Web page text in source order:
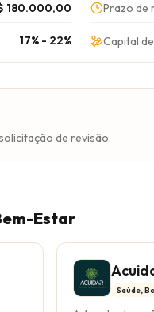
180.000,00 Prazo de
17% - 22% Capital
de revisão.
Estar
Saúde,